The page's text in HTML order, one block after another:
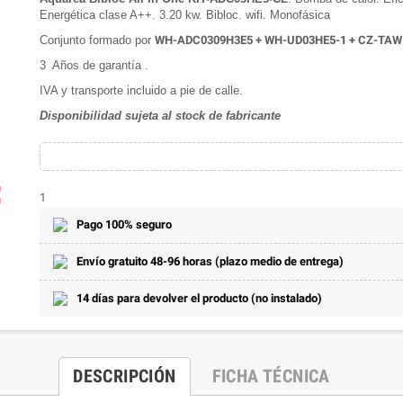
Energética clase A++. 3.20 kw. Bibloc. wifi. Monofásica
Conjunto formado por WH-ADC0309H3E5 + WH-UD03HE5-1 + CZ-
3 Años de garantía .
IVA y transporte incluido a pie de calle.
Disponibilidad sujeta al stock de fabricante
1
Pago 100% seguro
Envío gratuito 48-96 horas (plazo medio de entrega)
14 días para devolver el producto (no instalado)
DESCRIPCIÓN FICHA TÉCNICA